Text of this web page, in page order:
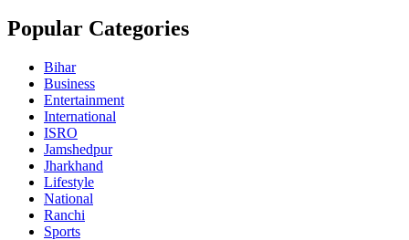
Popular Categories
Bihar
Business
Entertainment
International
ISRO
Jamshedpur
Jharkhand
Lifestyle
National
Ranchi
Sports